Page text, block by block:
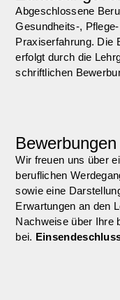
Abgeschlossene
Gesundheits-,
Praxiserfahrung. Die
erfolgt durch die
schriftlichen
Bewerbungen
Wir freuen uns über
beruflichen
sowie eine
Erwartungen an den
Nachweise über Ihre
bei.